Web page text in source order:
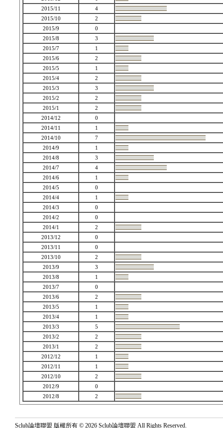
2015/11
4
2015/10
2
2015/9
0
2015/8
3
2015/7
1
2015/6
2
2015/5
1
2015/4
2
2015/3
3
2015/2
2
2015/1
2
2014/12
0
2014/11
1
2014/10
7
2014/9
1
2014/8
3
2014/7
4
2014/6
1
2014/5
0
2014/4
1
2014/3
0
2014/2
0
2014/1
2
2013/12
0
2013/11
0
2013/10
2
2013/9
3
2013/8
1
2013/7
0
2013/6
2
2013/5
1
2013/4
1
2013/3
5
2013/2
2
2013/1
2
2012/12
1
2012/11
1
2012/10
2
2012/9
0
2012/8
2
Sclub論壇聯盟 版權所有 © 2026 Sclub論壇聯盟 All Rights Reserved.